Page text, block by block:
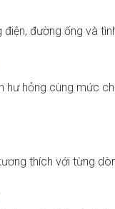
điện, đường ống và
hư hỏng cùng mức
thích với từng